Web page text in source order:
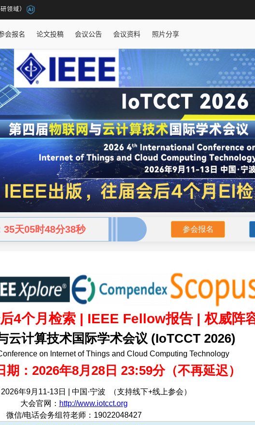
领域）
会报名 论文投稿 会议公告 会议资料 照片分享
35天05时48分36秒 参会报名
4个月检索 | IEEE Fellow报告 | 权威阵容
云计算技术国际学术会议 (IoTCCT 2026)
on Internet of Things and Cloud Computing Technology
期：2026年8月28日 23:59分（不再延迟）
年9月11-13日 | 中国·宁波 （支持线下+线上参会）
大会官网： http://www.iotcct.org
微信/电话会务组符老师：19022048427